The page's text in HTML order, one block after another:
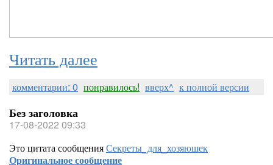
Читать далее
комментарии: 0 понравилось! вверх^ к полной версии
Без заголовка
17-08-2022 09:33
Это цитата сообщенияСекреты_для_хозяюшек
Оригинальное сообщение